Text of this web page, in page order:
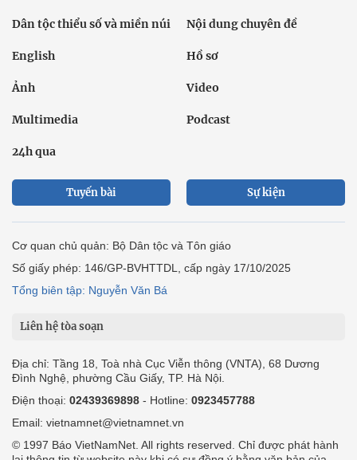
Dân tộc thiểu số và miền núi Nội dung chuyên đề
English Hồ sơ
Ảnh Video
Multimedia Podcast
24h qua
Tuyến bài Sự kiện
Cơ quan chủ quản: Bộ Dân tộc và Tôn giáo
Số giấy phép: 146/GP-BVHTTDL, cấp ngày 17/10/2025
Tổng biên tập: Nguyễn Văn Bá
Liên hệ tòa soạn
Địa chỉ: Tầng 18, Toà nhà Cục Viễn thông (VNTA), 68 Dương
Đình Nghệ, phường Cầu Giấy, TP. Hà Nội.
Điện thoại: 02439369898 - Hotline: 0923457788
Email: vietnamnet@vietnamnet.vn
© 1997 Báo VietNamNet. All rights reserved. Chỉ được phát hành